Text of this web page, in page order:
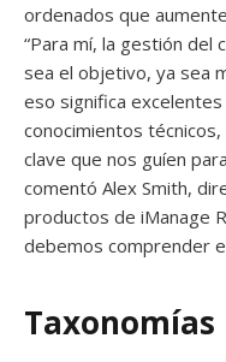
ordenados que
“Para mí, la gestión del
sea el objetivo, ya sea
eso significa
conocimientos
clave que nos guíen
comentó Alex Smith,
productos de iManage
debemos comprender
Taxonomías